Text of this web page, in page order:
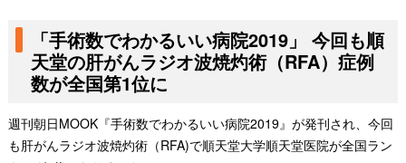
「手術数でわかるいい病院2019」 今回も順
天堂の肝がんラジオ波焼灼術（RFA）症例
数が全国第1位に
週刊朝日MOOK『手術数でわかるいい病院2019』が発刊され、今回
も肝がんラジオ波焼灼術（RFA)で順天堂大学順天堂医院が全国ラン